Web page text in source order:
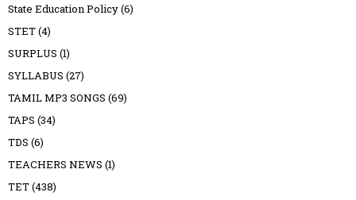
State Education Policy(6)
STET(4)
SURPLUS (1)
SYLLABUS (27)
TAMIL MP3 SONGS (69)
TAPS (34)
TDS (6)
TEACHERS NEWS (1)
TET(438)